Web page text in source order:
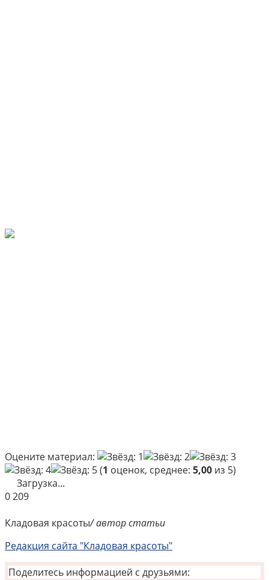
Оцените материал:
(1 оценок, среднее: 5,00 из 5)
Загрузка...
0209
Кладовая красоты/ автор статьи
Редакция сайта "Кладовая красоты"
Поделитесь информацией с друзьями: